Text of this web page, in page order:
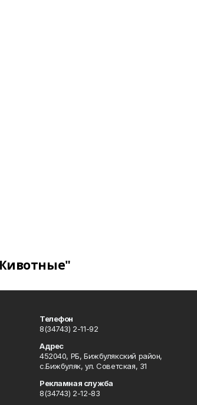
Телефон
8(34743) 2-11-92
Адрес
452040, РБ, Бижбулякский район,
с.Бижбуляк, ул. Советская, 31
Рекламная служба
8(34743) 2-12-83